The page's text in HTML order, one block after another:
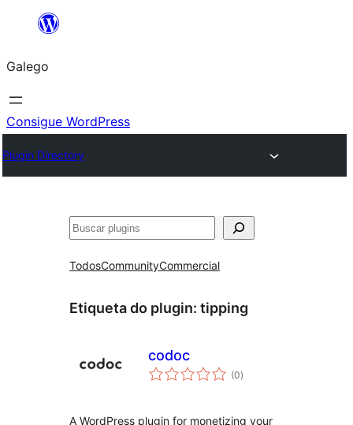
Saltar
contido
Galego
Consigue WordPress
Plugin Directory
Buscar
TodosCommunityCommercial
Etiqueta do plugin: tipping
codoc
(0valoracións
totais
)
A WordPress plugin for monetizing your